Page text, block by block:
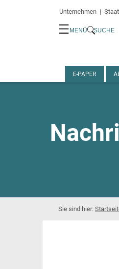
Unternehmen
☰ MENÜ SUCHE
E-PAPER